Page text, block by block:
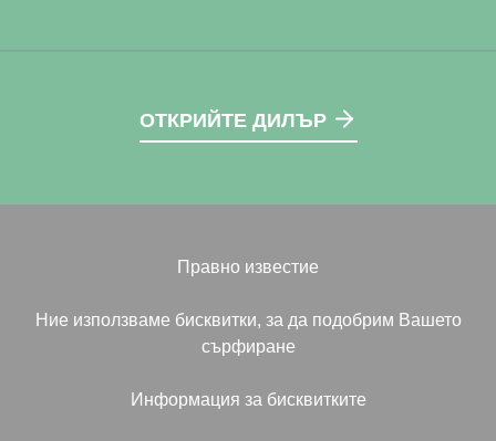
ОТКРИЙТЕ ДИЛЪР
Правно известие
Ние използваме бисквитки, за да подобрим Вашето
сърфиране
Информация за бисквитките